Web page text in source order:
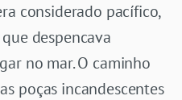
considerado pacífico,
despencava
no mar. O caminho
poças incandescentes